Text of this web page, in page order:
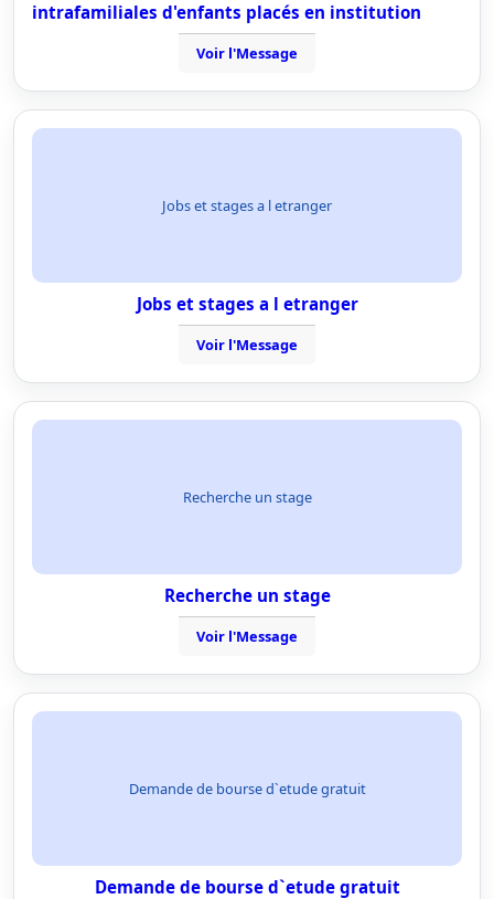
intrafamiliales d'enfants placés en institution
Voir l'Message
Jobs et stages a l etranger
Jobs et stages a l etranger
Voir l'Message
Recherche un stage
Recherche un stage
Voir l'Message
Demande de bourse d`etude gratuit
Demande de bourse d`etude gratuit